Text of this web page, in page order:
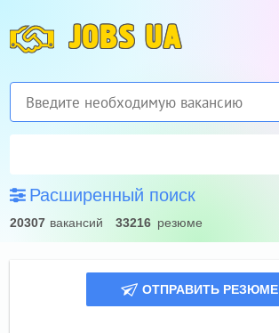
JOBS UA
Расширенный поиск
20307 вакансий 33216 резюме
ОТПРАВИТЬ РЕЗЮМЕ